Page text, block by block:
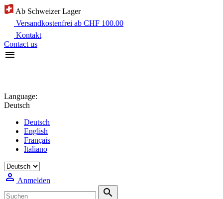
Ab Schweizer Lager
Versandkostenfrei ab CHF 100.00
Kontakt
Contact us

Language:
Deutsch
Deutsch
English
Français
Italiano
 Anmelden
